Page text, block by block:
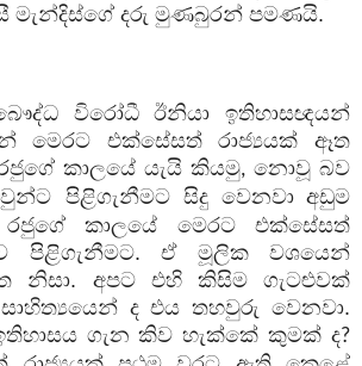
මැන්දිස්ගේ දරු මුණබුරන් පමණයි.
විරෝධී ඊනියා ඉතිහාසඥයන්
මෙරට එක්සේසත් රාජ්‍යයක් ඈත
කාලයේ යැයි කියමු, නොවූ බව
පිළිගැනීමට සිදු වෙනවා අඩුම
කාලයේ මෙරට එක්සේසත්
පිළිගැනීමට. ඒ මූලික වශයෙන්
නිසා. අපට එහි කිසිම ගැටළුවක්
සාහිත්‍යයෙන් ද එය තහවුරු වෙනවා.
ගැන කිව හැක්කේ කුමක් ද?